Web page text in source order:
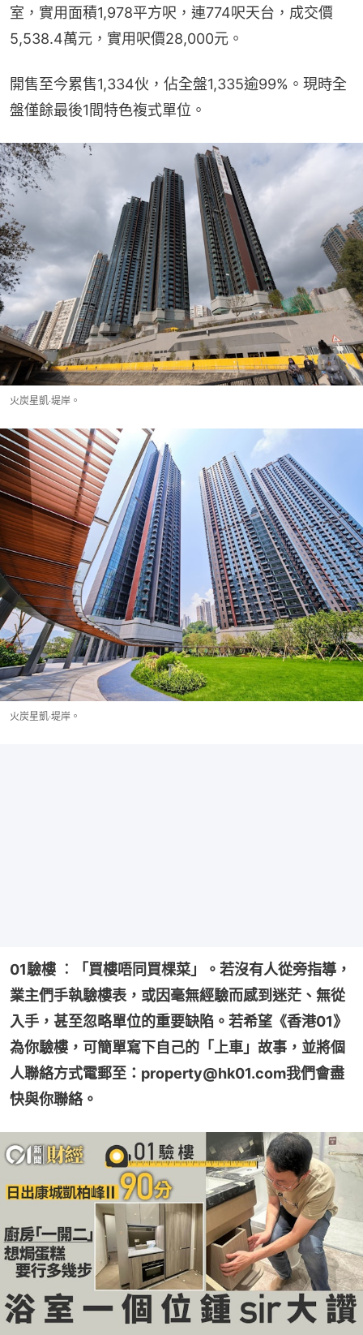
室，實用面積1,978平方呎，連774呎天台，成交價
5,538.4萬元，實用呎價28,000元。
開售至今累售1,334伙，佔全盤1,335逾99%。現時全
盤僅餘最後1間特色複式單位。
火炭星凱‧堤岸。
火炭星凱‧堤岸。
01驗樓 ︰「買樓唔同買棵菜」。若沒有人從旁指導，
業主們手執驗樓表，或因毫無經驗而感到迷茫、無從
入手，甚至忽略單位的重要缺陷。若希望《香港01》
為你驗樓，可簡單寫下自己的「上車」故事，並將個
人聯絡方式電郵至：property@hk01.com我們會盡
快與你聯絡。